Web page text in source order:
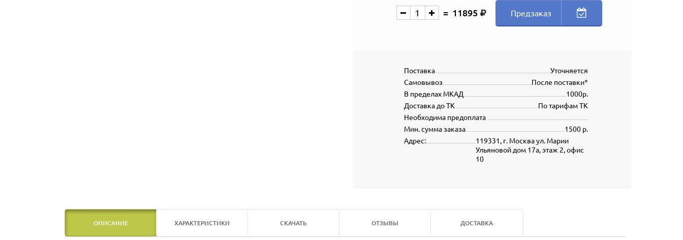
11895 Предзаказ
Уточняется
Поставка
После поставки*
Самовывоз
1000р.
В пределах МКАД
По тарифам ТК
Доставка до ТК
Необходима предоплата
1500 р.
Мин. сумма заказа
119331, г. Москва ул. Марии
Ульяновой дом 17а, этаж 2, офис
10
Адрес:
ОПИСАНИЕ ХАРАКТЕРИСТИКИ СКАЧАТЬ ОТЗЫВЫ ДОСТАВКА